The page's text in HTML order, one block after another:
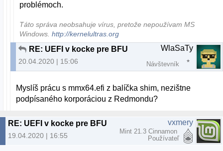
problémoch.
Táto správa neobsahuje vírus, pretože nepoužívam MS
Windows.http://kernelultras.org
RE: UEFI v kocke pre BFU
20.04.2020 | 15:06
WlaSaTy
Návštevník
Myslíš prácu s mmx64.efi z balíčka shim, nezištne
podpísaného korporáciou z Redmondu?
RE: UEFI v kocke pre BFU
19.04.2020 | 16:55
vxmery
Mint 21.3 Cinnamon
Používateľ